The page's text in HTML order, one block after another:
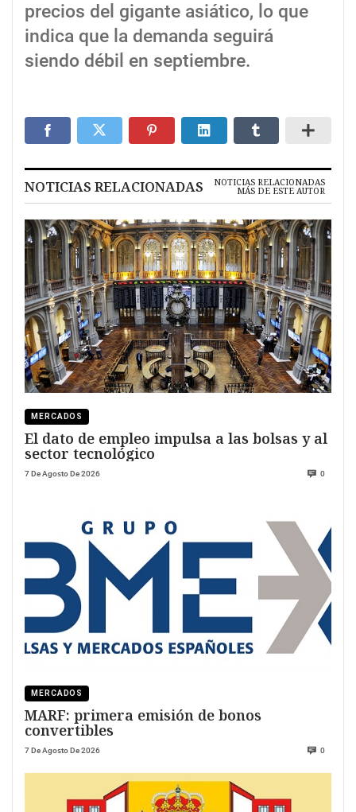
precios del gigante asiático, lo que
indica que la demanda seguirá
siendo débil en septiembre.
NOTICIAS RELACIONADAS NOTICIAS RELACIONADAS
MÁS DE ESTE AUTOR
MERCADOS
El dato de empleo impulsa a las bolsas y al
sector tecnológico
7 De Agosto De 2026 0
MERCADOS
MARF: primera emisión de bonos
convertibles
7 De Agosto De 2026 0